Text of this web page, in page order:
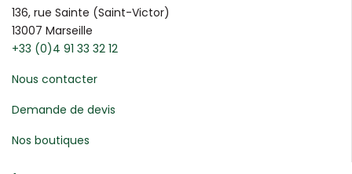
136, rue Sainte (Saint-Victor)
13007 Marseille
+33 (0)4 91 33 32 12
Nous contacter
Demande de devis
Nos boutiques